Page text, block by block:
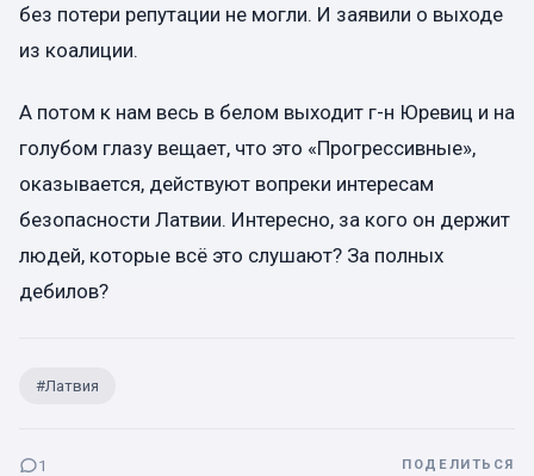
без потери репутации не могли. И заявили о выходе
из коалиции.
А потом к нам весь в белом выходит г-н Юревиц и на
голубом глазу вещает, что это «Прогрессивные»,
оказывается, действуют вопреки интересам
безопасности Латвии. Интересно, за кого он держит
людей, которые всё это слушают? За полных
дебилов?
#Латвия
1 ПОДЕЛИТЬСЯ